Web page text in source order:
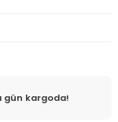
gün kargoda!